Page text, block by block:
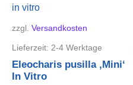
zzgl. Versandkosten
Lieferzeit: 2-4 Werktage
Eleocharis pusilla ‚Mini‘
In Vitro